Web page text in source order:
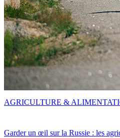
Garder un œil sur la Russie : les
AGRICULTURE &